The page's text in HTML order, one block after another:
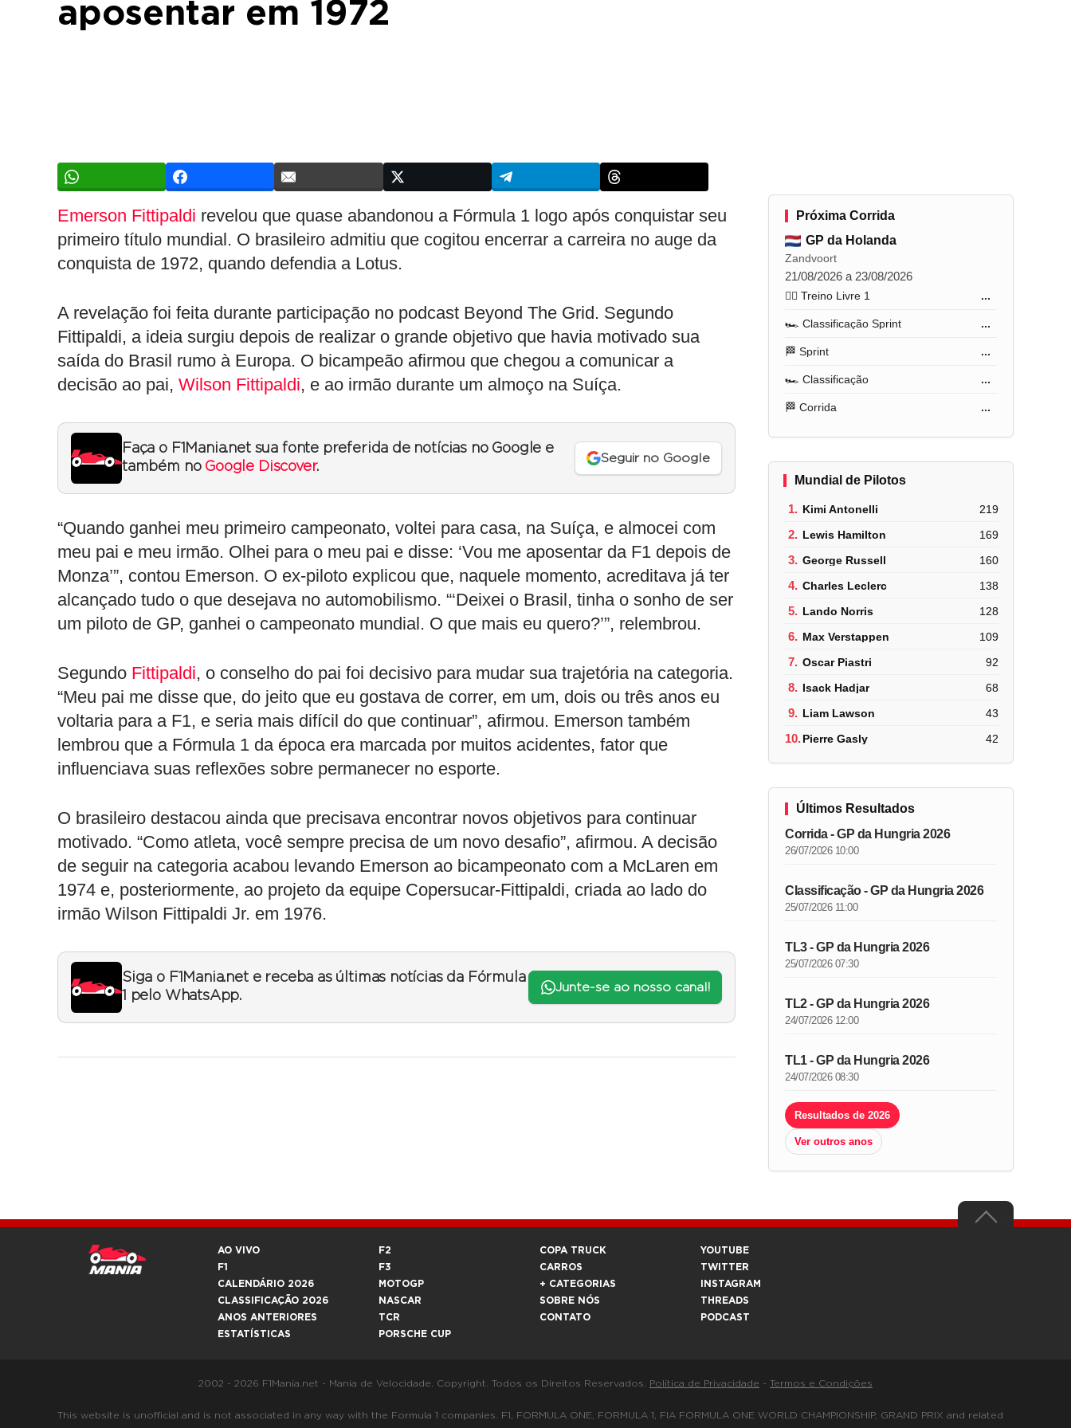
aposentar em 1972
Emerson Fittipaldi revelou que quase abandonou a Fórmula 1 logo após conquistar seu
primeiro título mundial. O brasileiro admitiu que cogitou encerrar a carreira no auge da
conquista de 1972, quando defendia a Lotus.
A revelação foi feita durante participação no podcast Beyond The Grid. Segundo
Fittipaldi, a ideia surgiu depois de realizar o grande objetivo que havia motivado sua
saída do Brasil rumo à Europa. O bicampeão afirmou que chegou a comunicar a
decisão ao pai, Wilson Fittipaldi, e ao irmão durante um almoço na Suíça.
Faça o F1Mania.net sua fonte preferida de notícias no Google e
também no Google Discover.
Seguir no Google
“Quando ganhei meu primeiro campeonato, voltei para casa, na Suíça, e almocei com
meu pai e meu irmão. Olhei para o meu pai e disse: ‘Vou me aposentar da F1 depois de
Monza’”, contou Emerson. O ex-piloto explicou que, naquele momento, acreditava já ter
alcançado tudo o que desejava no automobilismo. “‘Deixei o Brasil, tinha o sonho de ser
um piloto de GP, ganhei o campeonato mundial. O que mais eu quero?’”, relembrou.
Segundo Fittipaldi, o conselho do pai foi decisivo para mudar sua trajetória na categoria.
“Meu pai me disse que, do jeito que eu gostava de correr, em um, dois ou três anos eu
voltaria para a F1, e seria mais difícil do que continuar”, afirmou. Emerson também
lembrou que a Fórmula 1 da época era marcada por muitos acidentes, fator que
influenciava suas reflexões sobre permanecer no esporte.
O brasileiro destacou ainda que precisava encontrar novos objetivos para continuar
motivado. “Como atleta, você sempre precisa de um novo desafio”, afirmou. A decisão
de seguir na categoria acabou levando Emerson ao bicampeonato com a McLaren em
1974 e, posteriormente, ao projeto da equipe Copersucar-Fittipaldi, criada ao lado do
irmão Wilson Fittipaldi Jr. em 1976.
Siga o F1Mania.net e receba as últimas notícias da Fórmula
1 pelo WhatsApp.
Junte-se ao nosso canal!
Próxima Corrida
GP da Holanda
Zandvoort
21/08/2026 a 23/08/2026
🏋️‍♂️ Treino Livre 1 ...
🏎️ Classificação Sprint ...
🏁 Sprint ...
🏎️ Classificação ...
🏁 Corrida ...
Mundial de Pilotos
1. Kimi Antonelli 219
2. Lewis Hamilton 169
3. George Russell 160
4. Charles Leclerc 138
5. Lando Norris 128
6. Max Verstappen 109
7. Oscar Piastri 92
8. Isack Hadjar 68
9. Liam Lawson 43
10.Pierre Gasly 42
Últimos Resultados
Corrida - GP da Hungria 2026
26/07/2026 10:00
Classificação - GP da Hungria 2026
25/07/2026 11:00
TL3 - GP da Hungria 2026
25/07/2026 07:30
TL2 - GP da Hungria 2026
24/07/2026 12:00
TL1 - GP da Hungria 2026
24/07/2026 08:30
Resultados de 2026
Ver outros anos
AO VIVO
F1
CALENDÁRIO 2026
CLASSIFICAÇÃO 2026
ANOS ANTERIORES
ESTATÍSTICAS
F2
F3
MOTOGP
NASCAR
TCR
PORSCHE CUP
COPA TRUCK
CARROS
+ CATEGORIAS
SOBRE NÓS
CONTATO
YOUTUBE
TWITTER
INSTAGRAM
THREADS
PODCAST
2002 - 2026 F1Mania.net - Mania de Velocidade. Copyright. Todos os Direitos Reservados. Política de Privacidade - Termos e Condições
This website is unofficial and is not associated in any way with the Formula 1 companies. F1, FORMULA ONE, FORMULA 1, FIA FORMULA ONE WORLD CHAMPIONSHIP, GRAND PRIX and related